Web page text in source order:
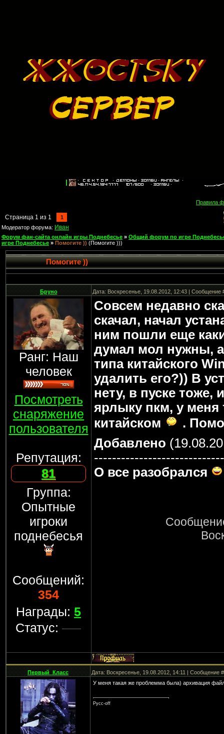
Правила
Страница 1 из 1
1
Модератор форума: Иван
Форум фан-сайта онлайн игры Поднебесье » Общий форум по игре
игре Поднебесье » Помогите )) (Помогите )))
Помогите ))
Бруно Дата: Воскресенье, 19.08.2012, 12:43 | Сообщение
Ранг: Наш
человек
Посмотреть
снаряжение
пользователя
Репутация:
81
Группа:
Опытные
игроки
поднебесья
Сообщений:
354
Награды: 5
Статус:
Совсем недавно
скачал, начал
ним пошли еще
думал мол нужны, а
типа китайского
удалить его?)) В
нету, в пуске тоже,
ярлыку пкм, у меня
китайском
.
Добавлено
О все разобрался
Первый_Класс Дата: Воскресенье, 19.08.2012, 14:11 | Сообщение
У меня такая же проблемма была) архивация
Русс-off